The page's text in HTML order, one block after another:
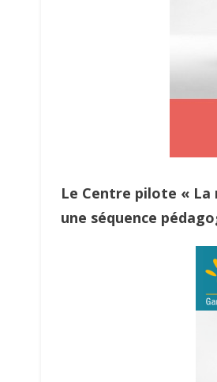
Le Centre pilote « La
une séquence